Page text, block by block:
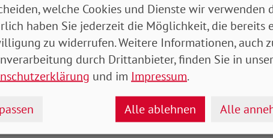
–ein Segen oder ein Fluch?
relativiert, macht es sich einfach. Denn dann
wie Trennung oder Scheidung
zum Scheitern verurteilt. Nur zu gern würden
die oftmals Jahrzehnte verheiratet blieben.
welche Cookies und Dienste wir verwenden
haben Sie jederzeit die Möglichkeit, die bereits
zu widerrufen. Weitere Informationen, auch
durch Drittanbieter, finden Sie in
und im Impressum.
Alle ablehnen Alle